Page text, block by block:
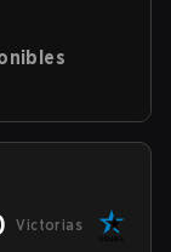
Victorias